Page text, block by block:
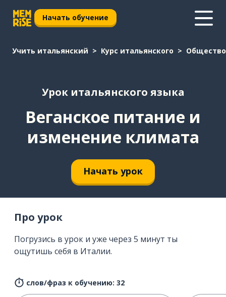
Начать обучение
Учить итальянский Курс итальянского Общество
Урок итальянского языка
Веганское питание и
изменение климата
Начать урок
Про урок
Погрузись в урок и уже через 5 минут ты
ощутишь себя в Италии.
слов/фраз к обучению: 32